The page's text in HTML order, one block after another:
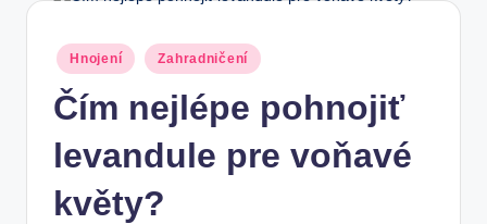
Posted
in
Hnojení Zahradničení
Čím nejlépe pohnojiť
levandule pre voňavé
květy?